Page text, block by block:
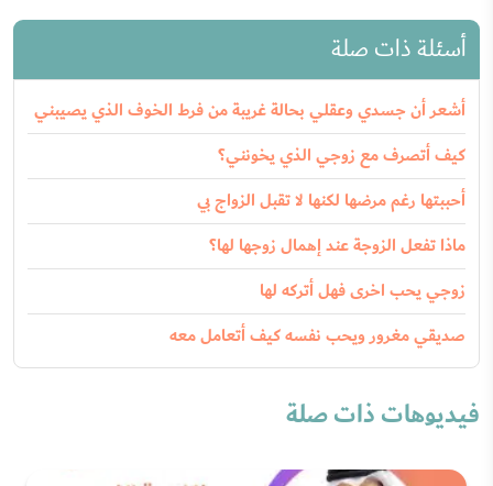
أسئلة ذات صلة
أشعر أن جسدي وعقلي بحالة غريبة من فرط الخوف الذي يصيبني
كيف أتصرف مع زوجي الذي يخونني؟
أحببتها رغم مرضها لكنها لا تقبل الزواج بي
ماذا تفعل الزوجة عند إهمال زوجها لها؟
زوجي يحب اخرى فهل أتركه لها
صديقي مغرور ويحب نفسه كيف أتعامل معه
فيديوهات ذات صلة